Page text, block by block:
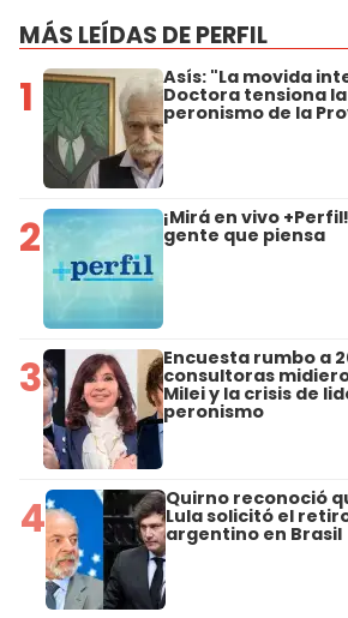
MÁS LEÍDAS DE PERFIL
1 Asís: "La movida
Doctora tensiona
peronismo de la
2 ¡Mirá en vivo
gente que piensa
3 Encuesta rumbo a
consultoras
Milei y la crisis de
peronismo
4 Quirno reconoció
Lula solicitó el
argentino en Brasil